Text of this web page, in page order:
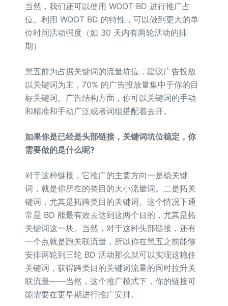
当然，我们还可以使用 WOOT BD 进行推广占
位。利用 WOOT BD 的特性，可以做到更大的单
位时间活动强度（如 30 天内有两轮活动的排
期）
黑五前为占据关键词的流量坑位，建议广告投放
以关键词为主，70% 的广告投放量集中于你的目
标关键词。广告结构方面，你可以关键词的手动
和精准和手动广泛或者词组搭配着去开。
如果你是已经是头部链接，关键词坑位稳定，你
需要做的是什么呢?
对于这种链接，它推广的主要方向一是稳关键
词，就是你所在的类目的大小流量词。二是拓关
键词，尤其是拓跨类目的关键词。这个情况下通
常是 BD 能最有效去达到这两个目的，尤其是拓
关键词这一块。当然，对于这种头部链接，还有
一个点就是跑关联流量，所以你在黑五之前能够
安排两轮到三轮 BD 活动那么就可以实现这稳住
关键词，获得跨类目的关键词流量的同时拉升关
联流量——当然，这个推广模式下，你的链接可
能需要在更早期进行推广安排。